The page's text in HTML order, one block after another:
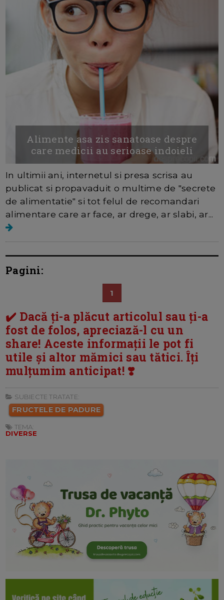
Alimente asa zis sanatoase despre
care medicii au serioase indoieli
In ultimii ani, internetul si presa scrisa au
publicat si propavaduit o multime de "secrete
de alimentatie" si tot felul de recomandari
alimentare care ar face, ar drege, ar slabi, ar...
Pagini:
1
✔️ Dacă ți-a plăcut articolul sau ți-a
fost de folos, apreciază-l cu un
share! Aceste informații le pot fi
utile și altor mămici sau tătici. Îți
mulțumim anticipat! ❣️
SUBIECTE TRATATE:
FRUCTELE DE PADURE
TEMA:
DIVERSE